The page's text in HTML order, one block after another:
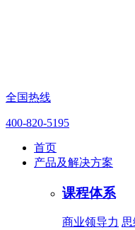
全国热线
400-820-5195
首页
产品及解决方案
课程体系
商业领导力 思